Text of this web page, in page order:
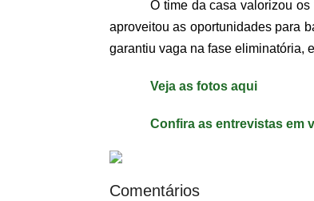
O time da casa valorizou
aproveitou as oportunidades para
garantiu vaga na fase eliminatória,
Veja as fotos aqui
Confira as entrevistas em
Comentários